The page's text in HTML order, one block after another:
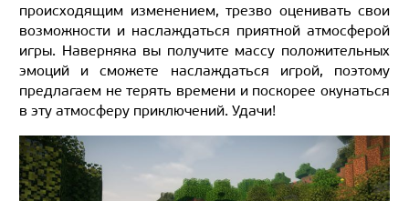
происходящим изменением, трезво оценивать свои
возможности и наслаждаться приятной атмосферой
игры. Наверняка вы получите массу положительных
эмоций и сможете наслаждаться игрой, поэтому
предлагаем не терять времени и поскорее окунаться
в эту атмосферу приключений. Удачи!